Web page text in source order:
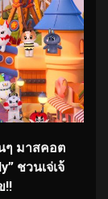
ๆ มาสคอต
ชวนเจ่เจ้
!!